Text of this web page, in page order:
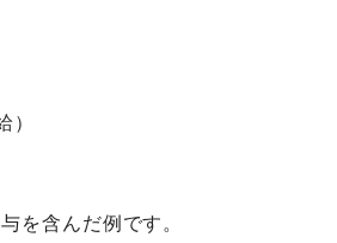
）
を含んだ例です。